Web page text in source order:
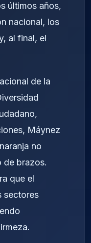
últimos años,
nacional, los
al final, el
de la
Máynez
no
de brazos.
que el
sectores